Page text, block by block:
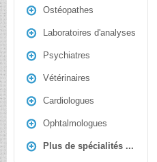
Ostéopathes
Laboratoires d'analyses
Psychiatres
Vétérinaires
Cardiologues
Ophtalmologues
Plus de spécialités ...